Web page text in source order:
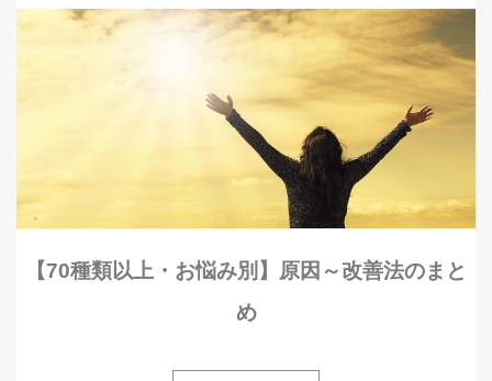
【70種類以上・お悩み別】原因～改善法のまと
め